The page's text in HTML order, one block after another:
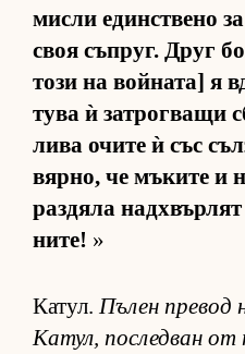
мисли един­с­т­вено
своя съп­руг. Друг
този на вой­на­та] я
тува ѝ зат­рог­ващи
лива очите ѝ със
вяр­но, че мъ­ките и
раз­дяла
ни­те! »
Ка­тул. Пъ­лен пре­вод
Ка­тул, пос­лед­ван от